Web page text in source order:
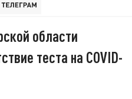
области
теста на COVID-